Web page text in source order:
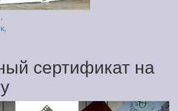
сертификат на